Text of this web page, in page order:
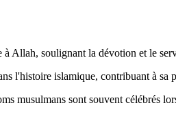
Allah, soulignant la dévotion et le
l'histoire islamique, contribuant à sa
musulmans sont souvent célébrés